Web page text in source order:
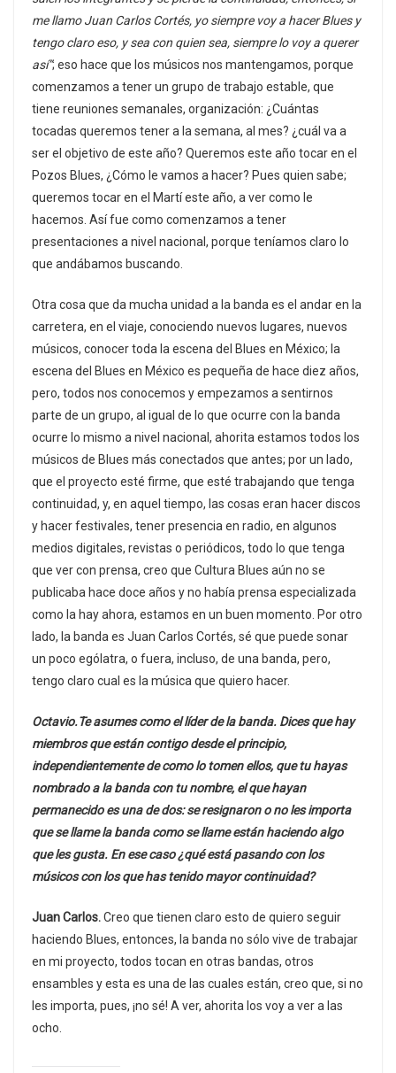
me llamo Juan Carlos Cortés, yo siempre voy a hacer Blues y
tengo claro eso, y sea con quien sea, siempre lo voy a querer
así”; eso hace que los músicos nos mantengamos, porque
comenzamos a tener un grupo de trabajo estable, que
tiene reuniones semanales, organización: ¿Cuántas
tocadas queremos tener a la semana, al mes? ¿cuál va a
ser el objetivo de este año? Queremos este año tocar en el
Pozos Blues, ¿Cómo le vamos a hacer? Pues quien sabe;
queremos tocar en el Martí este año, a ver como le
hacemos. Así fue como comenzamos a tener
presentaciones a nivel nacional, porque teníamos claro lo
que andábamos buscando.
Otra cosa que da mucha unidad a la banda es el andar en la
carretera, en el viaje, conociendo nuevos lugares, nuevos
músicos, conocer toda la escena del Blues en México; la
escena del Blues en México es pequeña de hace diez años,
pero, todos nos conocemos y empezamos a sentirnos
parte de un grupo, al igual de lo que ocurre con la banda
ocurre lo mismo a nivel nacional, ahorita estamos todos los
músicos de Blues más conectados que antes; por un lado,
que el proyecto esté firme, que esté trabajando que tenga
continuidad, y, en aquel tiempo, las cosas eran hacer discos
y hacer festivales, tener presencia en radio, en algunos
medios digitales, revistas o periódicos, todo lo que tenga
que ver con prensa, creo que Cultura Blues aún no se
publicaba hace doce años y no había prensa especializada
como la hay ahora, estamos en un buen momento. Por otro
lado, la banda es Juan Carlos Cortés, sé que puede sonar
un poco ególatra, o fuera, incluso, de una banda, pero,
tengo claro cual es la música que quiero hacer.
Octavio.Te asumes como el líder de la banda. Dices que hay
miembros que están contigo desde el principio,
independientemente de como lo tomen ellos, que tu hayas
nombrado a la banda con tu nombre, el que hayan
permanecido es una de dos: se resignaron o no les importa
que se llame la banda como se llame están haciendo algo
que les gusta. En ese caso ¿qué está pasando con los
músicos con los que has tenido mayor continuidad?
Juan Carlos.Creo que tienen claro esto de quiero seguir
haciendo Blues, entonces, la banda no sólo vive de trabajar
en mi proyecto, todos tocan en otras bandas, otros
ensambles y esta es una de las cuales están, creo que, si no
les importa, pues, ¡no sé! A ver, ahorita los voy a ver a las
ocho.